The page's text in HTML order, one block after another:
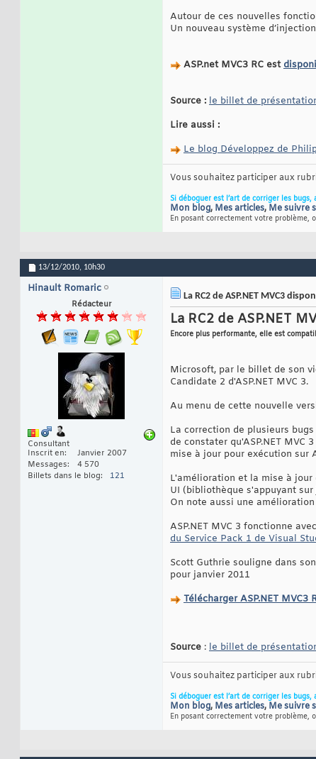
Autour de ces nouvelles
Un nouveau système
ASP.net MVC3 RC est
Source : le billet de
Lire aussi :
Le blog Développez de
Vous souhaitez participer aux
Si déboguer est l’art de corriger les bugs,
Mon blog, Mes articles, Me suivre
En posant correctement votre problème,
13/12/2010, 10h30
Hinault Romaric
Rédacteur
Consultant
Inscrit en
Janvier 2007
Messages
4 570
Billets dans le blog
121
La RC2 de ASP.NET MVC3
La RC2 de ASP.NET
Encore plus performante, elle est
Microsoft, par le billet de son
Candidate 2 d'ASP.NET MVC 3.
Au menu de cette nouvelle
La correction de plusieurs
de constater qu'ASP.NET
mise à jour pour exécution sur
L'amélioration et la mise à
UI (bibliothèque s'appuyant
On note aussi une
ASP.NET MVC 3 fonctionne
du Service Pack 1 de Visual
Scott Guthrie souligne dans
pour janvier 2011
Télécharger ASP.NET MVC3
Source : le billet de
Vous souhaitez participer aux
Si déboguer est l’art de corriger les bugs,
Mon blog, Mes articles, Me suivre
En posant correctement votre problème,